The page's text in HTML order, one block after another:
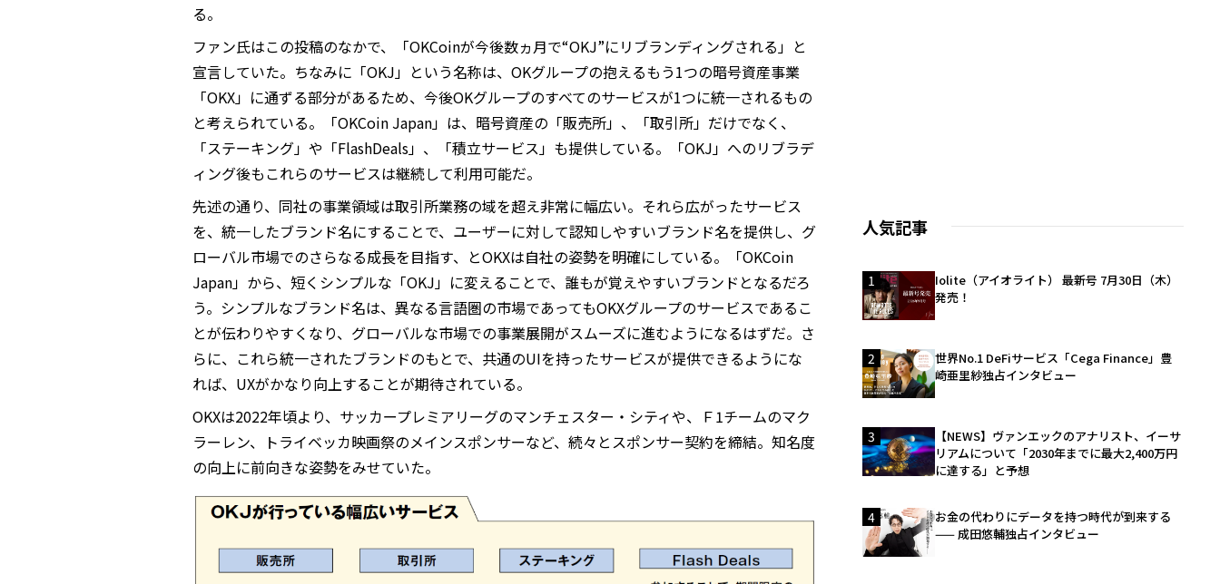
る。
ファン氏はこの投稿のなかで、「OKCoinが今後数ヵ月で“OKJ”にリブランディングされる」と
宣言していた。ちなみに「OKJ」という名称は、OKグループの抱えるもう1つの暗号資産事業
「OKX」に通ずる部分があるため、今後OKグループのすべてのサービスが1つに統一されるもの
と考えられている。「OKCoin Japan」は、暗号資産の「販売所」、「取引所」だけでなく、
「ステーキング」や「FlashDeals」、「積立サービス」も提供している。「OKJ」へのリブラデ
ィング後もこれらのサービスは継続して利用可能だ。
先述の通り、同社の事業領域は取引所業務の域を超え非常に幅広い。それら広がったサービス
を、統一したブランド名にすることで、ユーザーに対して認知しやすいブランド名を提供し、グ
ローバル市場でのさらなる成長を目指す、とOKXは自社の姿勢を明確にしている。「OKCoin
Japan」から、短くシンプルな「OKJ」に変えることで、誰もが覚えやすいブランドとなるだろ
う。シンプルなブランド名は、異なる言語圏の市場であってもOKXグループのサービスであるこ
とが伝わりやすくなり、グローバルな市場での事業展開がスムーズに進むようになるはずだ。さ
らに、これら統一されたブランドのもとで、共通のUIを持ったサービスが提供できるようにな
れば、UXがかなり向上することが期待されている。
OKXは2022年頃より、サッカープレミアリーグのマンチェスター・シティや、Ｆ1チームのマク
ラーレン、トライベッカ映画祭のメインスポンサーなど、続々とスポンサー契約を締結。知名度
の向上に前向きな姿勢をみせていた。
人気記事
1
Iolite（アイオライト） 最新号 7月30日（木）
発売！
2
世界No.1 DeFiサービス「Cega Finance」豊
崎亜里紗独占インタビュー
3
【NEWS】ヴァンエックのアナリスト、イーサ
リアムについて「2030年までに最大2,400万円
に達する」と予想
4
お金の代わりにデータを持つ時代が到来する
—— 成田悠輔独占インタビュー